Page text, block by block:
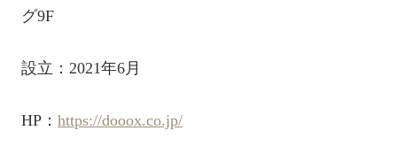
グ9F
設立：2021年6月
HP： https://dooox.co.jp/